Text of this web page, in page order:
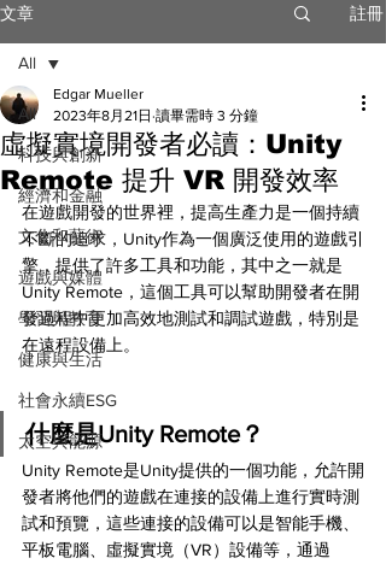
文章 註冊
All
科技與創新
經濟和金融
文化和藝術
遊戲與媒體
學習與教育
健康與生活
社會永續ESG
太空與能源
All
虛擬實境開發者必讀：Unity
Remote 提升 VR 開發效率
Edgar Mueller
2023年8月21日 讀畢需時 3 分鐘
在遊戲開發的世界裡，提高生產力是一個持續
不斷的追求，Unity作為一個廣泛使用的遊戲引
擎，提供了許多工具和功能，其中之一就是
Unity Remote，這個工具可以幫助開發者在開
發過程中更加高效地測試和調試遊戲，特別是
在遠程設備上。
什麼是Unity Remote？
Unity Remote是Unity提供的一個功能，允許開
發者將他們的遊戲在連接的設備上進行實時測
試和預覽，這些連接的設備可以是智能手機、
平板電腦、虛擬實境（VR）設備等，通過